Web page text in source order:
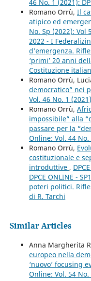
46 No. 1 (2021):
Romano Orrù, Il
atipico ed
No. Sp (2022): Vol
2022 - I
d’emergenza.
‘primi’ 20 anni
Costituzione
Romano Orrù,
democratico” nei
Vol. 46 No. 1
Romano Orrù,
impossibile” alla
passare per la
Online: Vol. 44 No.
Romano Orrù,
costituzionale e
introduttive ,
DPCE ONLINE -
poteri politici.
di R. Tarchi
Similar Articles
Anna Margherita
europeo nella
‘nuovo’ focusing
Online: Vol. 54 No.